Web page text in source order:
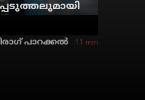
പാറക്കല്‍ 11 min